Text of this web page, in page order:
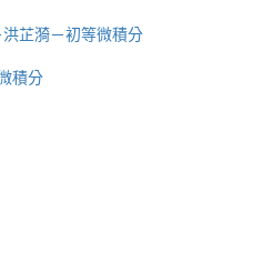
芷漪－初等微積分
積分